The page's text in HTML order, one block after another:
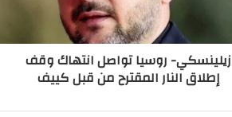
زيلينسكي- روسيا تواصل انتهاك وقف
إطلاق النار المقترح من قبل كييف